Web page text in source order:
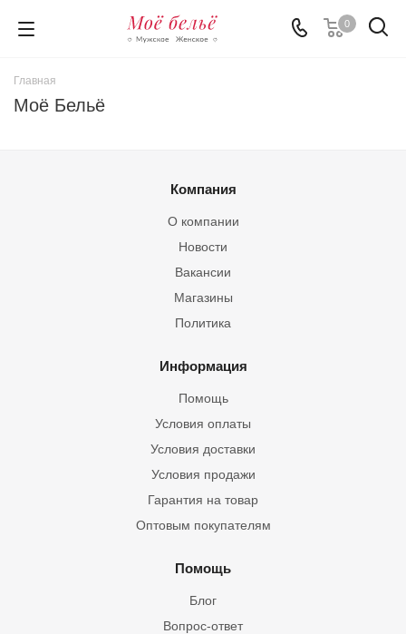
0
Главная
Моё Бельё
Компания
О компании
Новости
Вакансии
Магазины
Политика
Информация
Помощь
Условия оплаты
Условия доставки
Условия продажи
Гарантия на товар
Оптовым покупателям
Помощь
Блог
Вопрос-ответ